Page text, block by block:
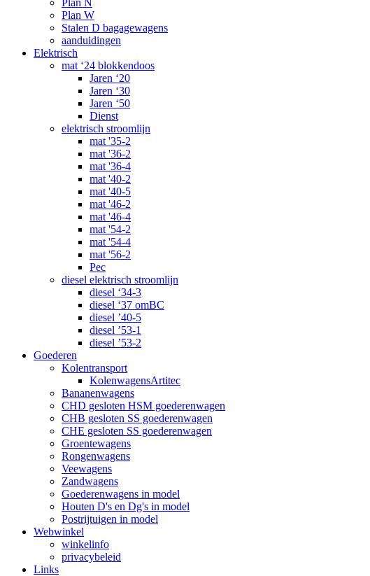
Plan N
Plan W
Stalen D bagagewagens
aanduidingen
Elektrisch
mat ‘24 blokkendoos
Jaren ‘20
Jaren ‘30
Jaren ‘50
Dienst
elektrisch stroomlijn
mat '35-2
mat '36-2
mat '36-4
mat '40-2
mat '40-5
mat '46-2
mat '46-4
mat '54-2
mat '54-4
mat '56-2
Pec
diesel elektrisch stroomlijn
diesel ‘34-3
diesel ‘37 omBC
diesel ’40-5
diesel ’53-1
diesel ’53-2
Goederen
Kolentransport
KolenwagensArtitec
Bananenwagens
CHD gesloten HSM goederenwagen
CHB gesloten SS goederenwagen
CHE gesloten SS goederenwagen
Groentewagens
Rongenwagens
Veewagens
Zandwagens
Goederenwagens in model
Houten D's en Dg's in model
Postrijtuigen in model
Webwinkel
winkelinfo
privacybeleid
Links